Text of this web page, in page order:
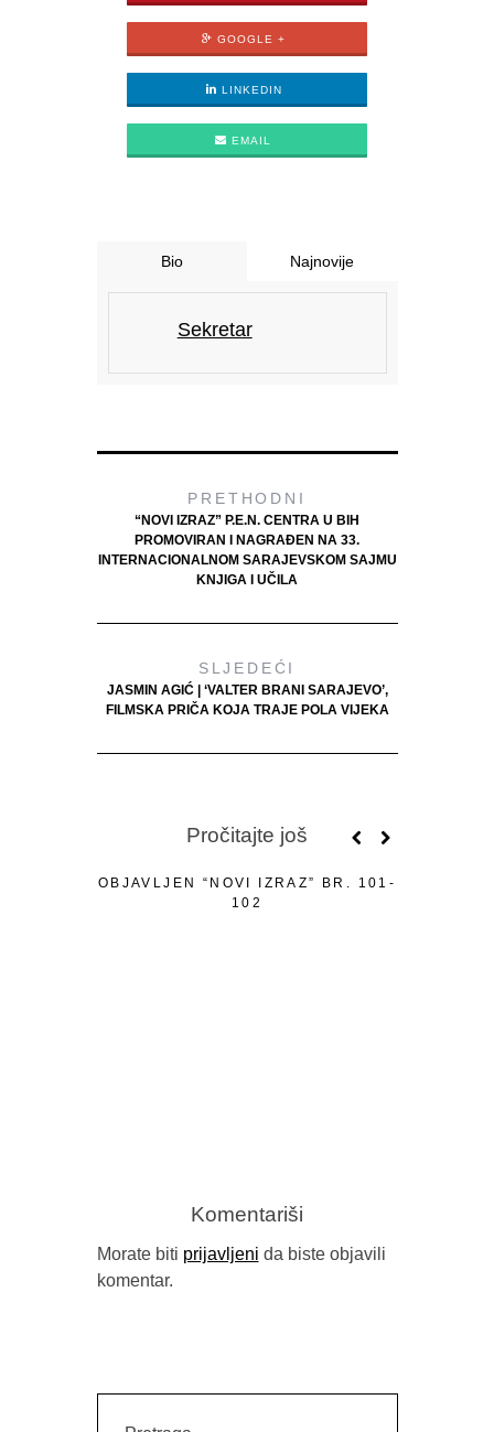
GOOGLE +
LINKEDIN
EMAIL
Bio Najnovije
Sekretar
PRETHODNI
“NOVI IZRAZ” P.E.N. CENTRA U BIH
PROMOVIRAN I NAGRAĐEN NA 33.
INTERNACIONALNOM SARAJEVSKOM SAJMU
KNJIGA I UČILA
SLJEDEĆI
JASMIN AGIĆ | ‘VALTER BRANI SARAJEVO’,
FILMSKA PRIČA KOJA TRAJE POLA VIJEKA
Pročitajte još
OBJAVLJEN “NOVI IZRAZ” BR. 101-
102
Komentariši
Morate biti prijavljeni da biste objavili
komentar.